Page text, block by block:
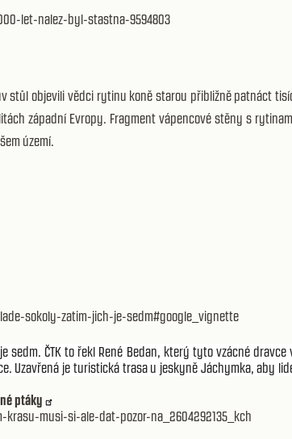
let-nalez-byl-stastna-9594803
stůl objevili vědci rytinu koně starou přibližně patnáct
západní Evropy. Fragment vápencové stěny s
území.
sokoly-zatim-jich-je-sedm#google_vignette
ČTK to řekl René Bedan, který tyto vzácné dravce
Uzavřená je turistická trasa u jeskyně Jáchymka, aby
ptáky
musi-si-ale-dat-pozor-na_2604292135_kch